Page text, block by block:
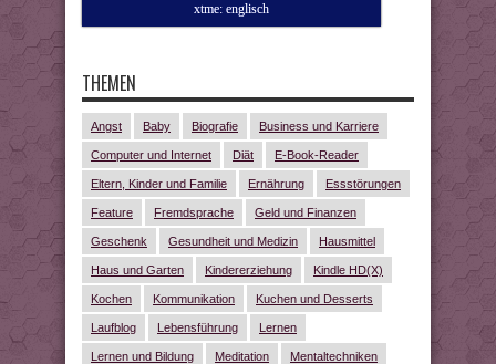
xtme: englisch
THEMEN
Angst Baby Biografie Business und Karriere
Computer und Internet Diät E-Book-Reader
Eltern, Kinder und Familie Ernährung Essstörungen
Feature Fremdsprache Geld und Finanzen
Geschenk Gesundheit und Medizin Hausmittel
Haus und Garten Kindererziehung Kindle HD(X)
Kochen Kommunikation Kuchen und Desserts
Laufblog Lebensführung Lernen
Lernen und Bildung Meditation Mentaltechniken